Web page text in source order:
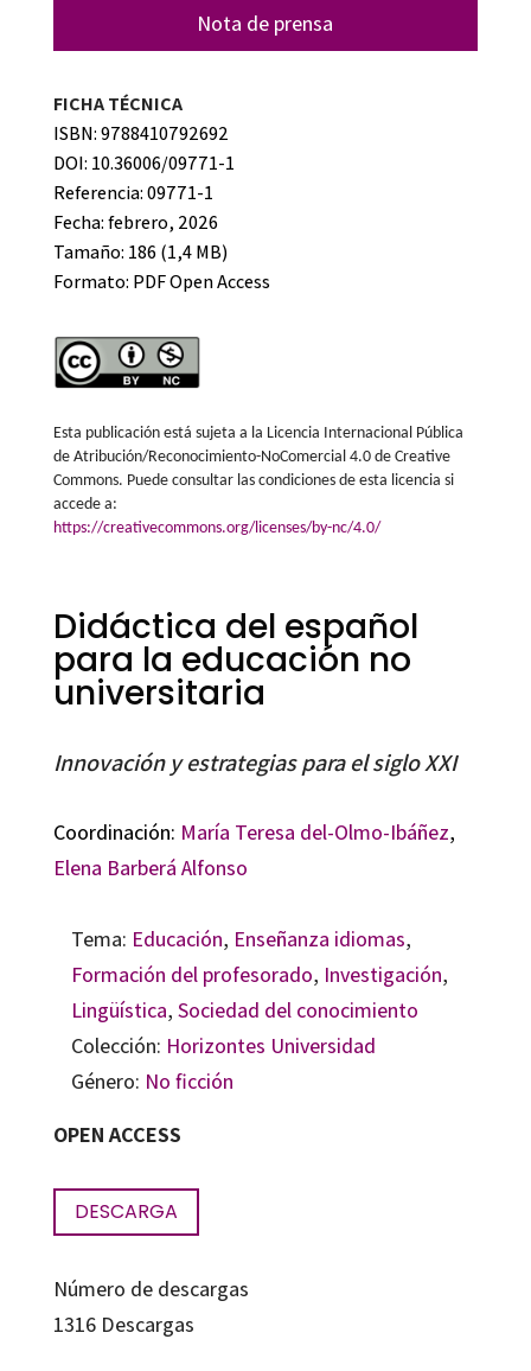
Nota de prensa
FICHA TÉCNICA
ISBN: 9788410792692
DOI: 10.36006/09771-1
Referencia: 09771-1
Fecha: febrero, 2026
Tamaño: 186 (1,4 MB)
Formato: PDF Open Access
Esta publicación está sujeta a la Licencia Internacional Pública
de Atribución/Reconocimiento-NoComercial 4.0 de Creative
Commons. Puede consultar las condiciones de esta licencia si
accede a:
https://creativecommons.org/licenses/by-nc/4.0/
Didáctica del español
para la educación no
universitaria
Innovación y estrategias para el siglo XXI
Coordinación: María Teresa del-Olmo-Ibáñez,
Elena Barberá Alfonso
Tema: Educación, Enseñanza idiomas,
Formación del profesorado, Investigación,
Lingüística, Sociedad del conocimiento
Colección: Horizontes Universidad
Género: No ficción
OPEN ACCESS
DESCARGA
Número de descargas
1316Descargas